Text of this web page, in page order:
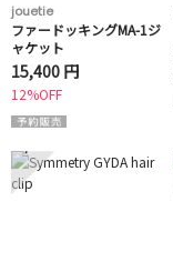
jouetie
ファードッキングMA-1ジ
ャケット
15,400 円
12%OFF
7